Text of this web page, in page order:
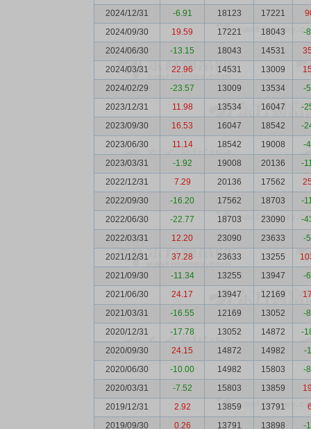
2024/12/31
-6.91 18123 17221
2024/09/30
19.59 17221 18043
-
2024/06/30
-13.15 18043 14531
2024/03/31
22.96 14531 13009
2024/02/29
-23.57 13009 13534
-
2023/12/31
11.98 13534 16047
-
2023/09/30
16.53 16047 18542
-
2023/06/30
11.14 18542 19008
-
2023/03/31
-1.92 19008 20136
-
2022/12/31
7.29 20136 17562
2022/09/30
-16.20 17562 18703
-
2022/06/30
-22.77 18703 23090
-
2022/03/31
12.20 23090 23633
-
2021/12/31
37.28 23633 13255
2021/09/30
-11.34 13255 13947
-
2021/06/30
24.17 13947 12169
2021/03/31
-16.55 12169 13052
-
2020/12/31
-17.78 13052 14872
-
2020/09/30
24.15 14872 14982
-
2020/06/30
-10.00 14982 15803
-
2020/03/31
-7.52 15803 13859
2019/12/31
2.92 13859 13791
2019/09/30
0.26 13791 13898
-